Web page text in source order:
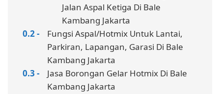
Jalan Aspal Ketiga Di Bale
Kambang Jakarta
Fungsi Aspal/Hotmix Untuk Lantai,
Parkiran, Lapangan, Garasi Di Bale
Kambang Jakarta
Jasa Borongan Gelar Hotmix Di Bale
Kambang Jakarta